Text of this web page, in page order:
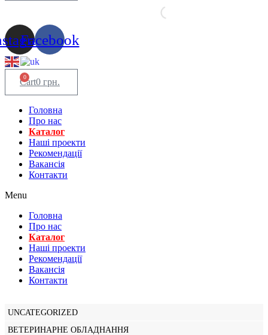
Facebook
0 грн.
0
Cart
Головна
Про нас
Каталог
Нашi проекти
Рекомендації
Вакансiя
Контакти
Menu
Головна
Про нас
Каталог
Нашi проекти
Рекомендації
Вакансiя
Контакти
UNCATEGORIZED
ВЕТЕРИНАРНЕ ОБЛАДНАННЯ